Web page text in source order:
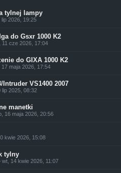
tylnej lampy
lip 2026, 19:25
do Gsxr 1000 K2
11 cze 2026, 17:04
do GIXA 1000 K2
17 maja 2026, 17:54
VS1400 2007
lip 2025, 08:32
manetki
16 maja 2026, 20:56
kwie 2026, 15:08
tylny
wt, 14 kwie 2026, 11:07